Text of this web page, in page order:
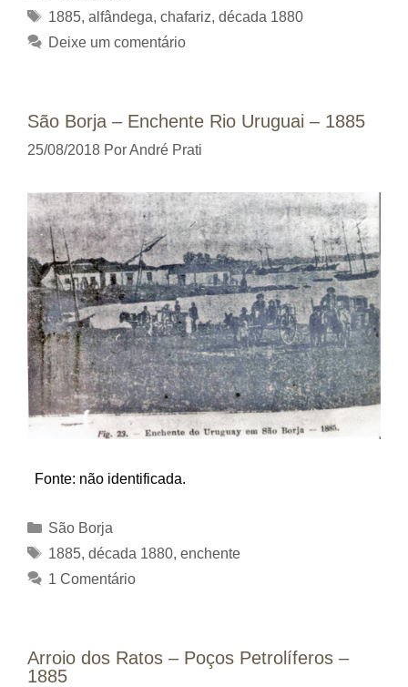
Tags
1885, alfândega, chafariz, década 1880
Deixe um comentário
São Borja – Enchente Rio Uruguai – 1885
25/08/2018 PorAndré Prati
Fonte: não identificada.
Categorias
São Borja
Tags
1885, década 1880, enchente
1 Comentário
Arroio dos Ratos – Poços Petrolíferos –
1885